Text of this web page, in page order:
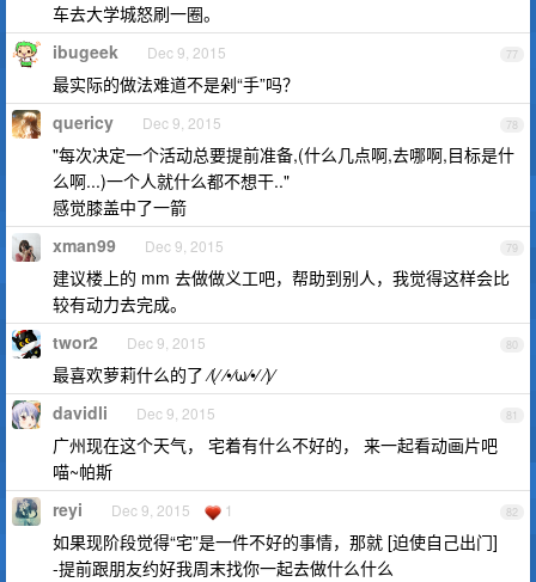
车去大学城怒刷一圈。
77
ibugeek Dec 9, 2015
最实际的做法难道不是剁“手”吗？
78
quericy Dec 9, 2015
"每次决定一个活动总要提前准备,(什么几点啊,去哪啊,目标是什
么啊...)一个人就什么都不想干.."
感觉膝盖中了一箭
79
xman99 Dec 9, 2015
建议楼上的 mm 去做做义工吧，帮助到别人，我觉得这样会比
较有动力去完成。
80
twor2 Dec 9, 2015
最喜欢萝莉什么的了 ⁄(⁄ ⁄•⁄ω⁄•⁄ ⁄)⁄
81
davidli Dec 9, 2015
广州现在这个天气， 宅着有什么不好的， 来一起看动画片吧
喵~帕斯
82
reyi Dec 9, 2015 1
如果现阶段觉得“宅”是一件不好的事情，那就 [迫使自己出门]
-提前跟朋友约好我周末找你一起去做什么什么